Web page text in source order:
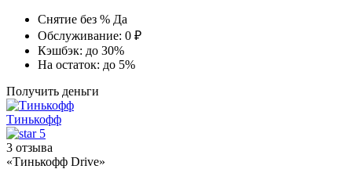
Снятие без % Да
Обслуживание: 0 ₽
Кэшбэк: до 30%
На остаток: до 5%
Получить деньги
Тинькофф
5
3 отзыва
«Тинькофф Drive»